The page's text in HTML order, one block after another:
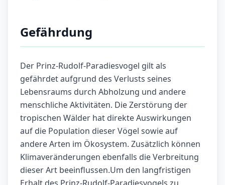
Gefährdung
Der Prinz-Rudolf-Paradiesvogel gilt als
gefährdet aufgrund des Verlusts seines
Lebensraums durch Abholzung und andere
menschliche Aktivitäten. Die Zerstörung der
tropischen Wälder hat direkte Auswirkungen
auf die Population dieser Vögel sowie auf
andere Arten im Ökosystem. Zusätzlich können
Klimaveränderungen ebenfalls die Verbreitung
dieser Art beeinflussen.Um den langfristigen